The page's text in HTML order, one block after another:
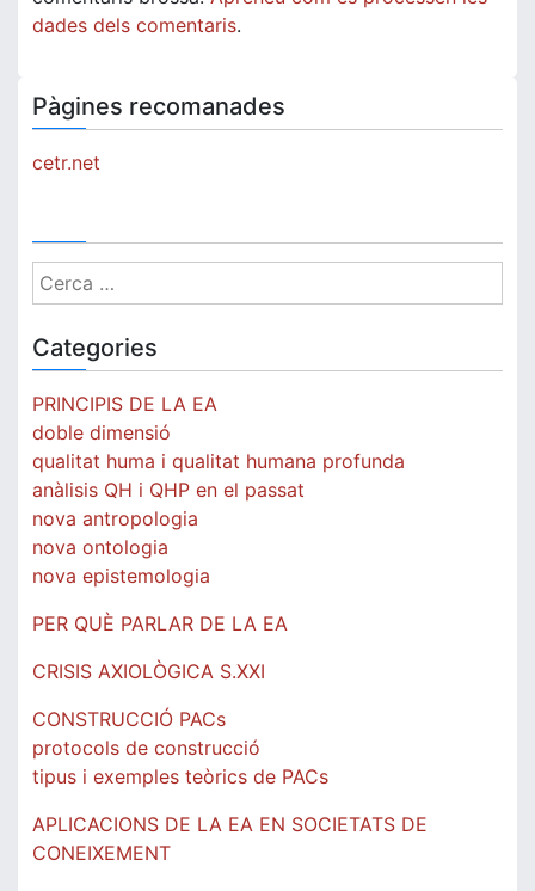
dades dels comentaris.
Pàgines recomanades
cetr.net
Cerca:
Categories
PRINCIPIS DE LA EA
doble dimensió
qualitat huma i qualitat humana profunda
anàlisis QH i QHP en el passat
nova antropologia
nova ontologia
nova epistemologia
PER QUÈ PARLAR DE LA EA
CRISIS AXIOLÒGICA S.XXI
CONSTRUCCIÓ PACs
protocols de construcció
tipus i exemples teòrics de PACs
APLICACIONS DE LA EA EN SOCIETATS DE
CONEIXEMENT